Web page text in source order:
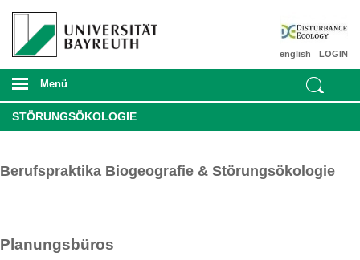
LOGIN
english
Menü
STÖRUNGSÖKOLOGIE
Berufspraktika Biogeografie & Störungsökologie
Planungsbüros